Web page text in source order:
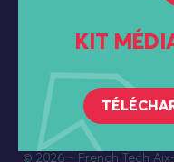
KIT
© 2026 - French Tech